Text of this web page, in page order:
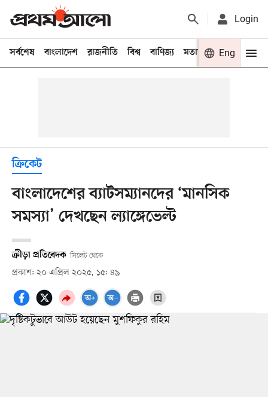
Login
সর্বশেষ বাংলাদেশ রাজনীতি বিশ্ব বাণিজ্য মতামত খেলা
Eng
ক্রিকেট
বাংলাদেশের ব্যাটসম্যানদের ‘মানসিক
সমস্যা’ দেখছেন ল্যাঙ্গেভেল্ট
ক্রীড়া প্রতিবেদক সিলেট থেকে
প্রকাশ: ২০ এপ্রিল ২০২৫, ১৫: ৪৯